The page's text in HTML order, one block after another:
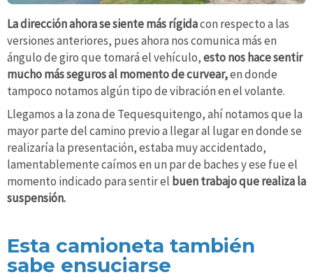
La dirección ahora se siente más rígidacon respecto a las
versiones anteriores, pues ahora nos comunica más en
ángulo de giro que tomará el vehículo,esto nos hace sentir
mucho más seguros al momento de curvear,en donde
tampoco notamos algún tipo de vibración en el volante.
Llegamos a la zona de Tequesquitengo, ahí notamos que la
mayor parte del camino previo a llegar al lugar en donde se
realizaría la presentación, estaba muy accidentado,
lamentablemente caímos en un par de baches y ese fue el
momento indicado para sentir el buen trabajo que realiza la
suspensión.
Esta camioneta también
sabe ensuciarse